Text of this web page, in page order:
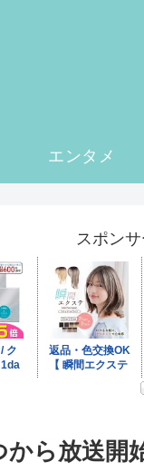
エンタメ
スポン
ら放送開